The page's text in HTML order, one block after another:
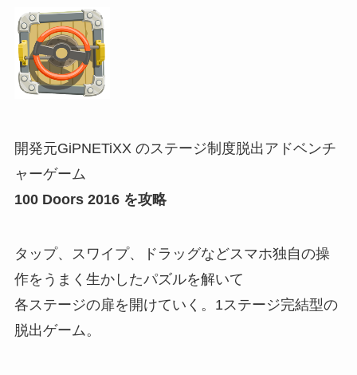
開発元GiPNETiXX のステージ制度脱出アドベンチ
ャーゲーム
100 Doors 2016 を攻略
タップ、スワイプ、ドラッグなどスマホ独自の操
作をうまく生かしたパズルを解いて
各ステージの扉を開けていく。1ステージ完結型の
脱出ゲーム。